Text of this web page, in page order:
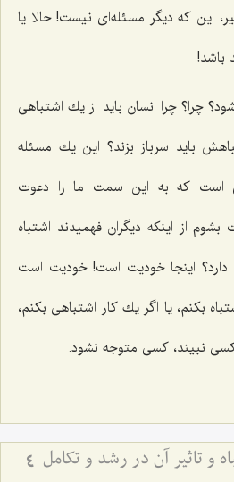
این كه دیگر مسئله‌ای نیست! حالا یا
باشد!
چرا؟ چرا انسان باید از یك اشتباهی
باید سرباز بزند؟ این یك مسئله
است كه به این سمت ما را دعوت
از اینكه دیگران فهمیدند اشتباه
دارد؟ اینجا خودیت است! خودیت است
بكنم، یا اگر یك كار اشتباهی بكنم،
نبیند، كسی متوجه نشود.
و تاثیر آن در رشد و تکامل 4